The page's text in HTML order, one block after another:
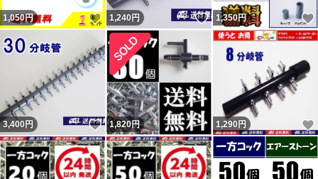
1,050円 いいね！
1,240円 いいね！
1,350円
3,400円 いいね！
1,820円 1,290 円